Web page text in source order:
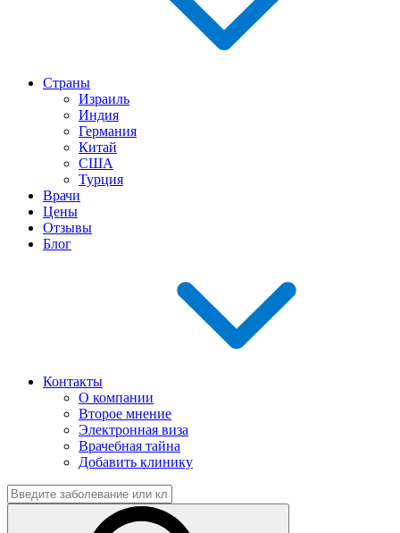
Страны
Израиль
Индия
Германия
Китай
США
Турция
Врачи
Цены
Отзывы
Блог
Контакты
О компании
Второе мнение
Электронная виза
Врачебная тайна
Добавить клинику